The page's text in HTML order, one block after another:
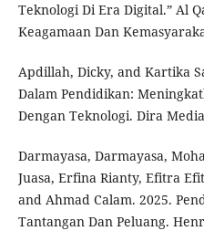
Teknologi Di Era Digital.” Al
Keagamaan Dan
Apdillah, Dicky, and Kartika
Dalam Pendidikan:
Dengan Teknologi. Dira
Darmayasa, Darmayasa,
Juasa, Erfina Rianty, Efitra
and Ahmad Calam. 2025.
Tantangan Dan Peluang.